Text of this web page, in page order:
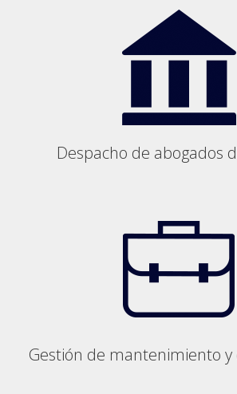
Despacho de abogados
Gestión de mantenimiento y